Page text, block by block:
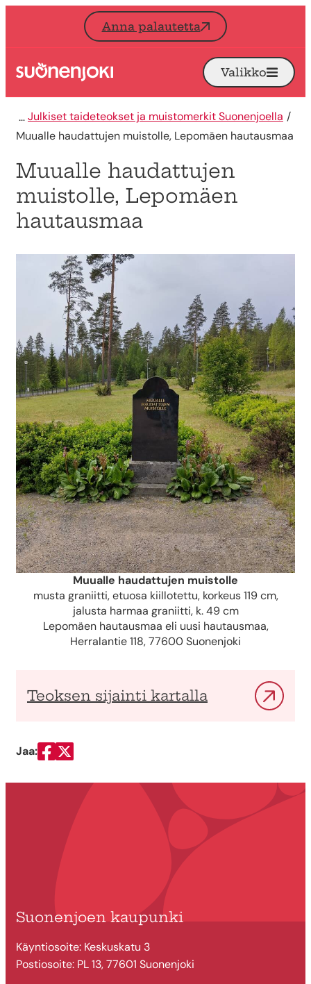
Siirry sisältöön
Anna palautetta
Etusivu Avaa
Valikko
Julkiset taideteokset ja muistomerkit Suonenjoella
Muualle haudattujen muistolle, Lepomäen hautausmaa
Muualle haudattujen
muistolle, Lepomäen
hautausmaa
Muualle haudattujen muistolle
musta graniitti, etuosa kiillotettu, korkeus 119 cm,
jalusta harmaa graniitti, k. 49 cm
Lepomäen hautausmaa eli uusi hautausmaa,
Herralantie 118, 77600 Suonenjoki
Teoksen sijainti kartalla
Jaa:
Jaa Facebookissa
Jaa Twitterissä
Suonenjoen kaupunki
Käyntiosoite: Keskuskatu 3
Postiosoite: PL 13, 77601 Suonenjoki